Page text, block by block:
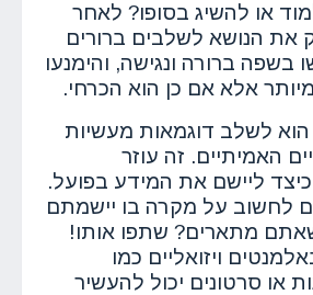
או להשיג בסופו? לאחר
את הנושא לשלבים ברורים
בשפה ברורה ונגישה, והימנעו
מיותר אלא אם כן הוא הכרחי.
הוא לשלב דוגמאות מעשיות
האמיתיים. זה עוזר
כיצד ליישם את המידע בפועל.
לחשוב על מקרה בו יישמתם
מתארים? שתפו אותו!
ויזואליים כמו
או סרטונים יכול להעשיר